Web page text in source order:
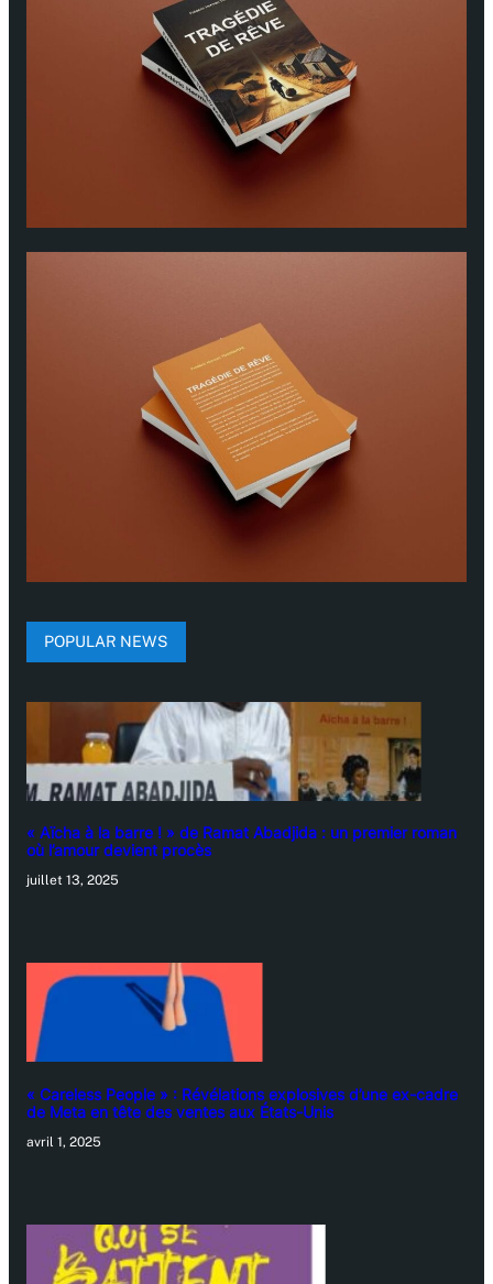
POPULAR NEWS
« Aïcha à la barre ! » de Ramat Abadjida : un premier roman
où l’amour devient procès
juillet 13, 2025
« Careless People » : Révélations explosives d’une ex-cadre
de Meta en tête des ventes aux États-Unis
avril 1, 2025